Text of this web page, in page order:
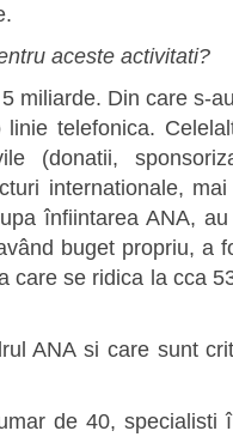
aceste activitati?
miliarde. Din care s-
telefonica.
(donatii,
internationale,
înfiintarea ANA,
buget propriu, a
care se ridica la cca
ANA si care sunt
de 40, specialisti